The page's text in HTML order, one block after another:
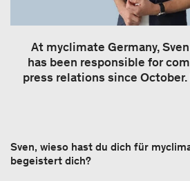
At myclimate Germany,
has been responsible for
press relations since
Sven, wieso hast du dich für
begeistert dich?